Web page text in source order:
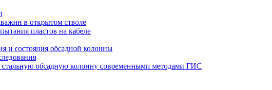
в открытом стволе
пластов на кабеле
и состояния обсадной колонны
обсадную колонну современными методами ГИС